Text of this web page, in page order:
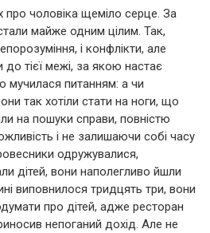
чоловіка щеміло серце. За
майже одним цілим. Так,
і конфлікти, але
тієї межі, за якою настає
мучилася питанням: а чи
так хотіли стати на ноги, що
на пошуки справи, повністю
і не залишаючи собі часу
одружувалися,
дітей, вони наполегливо йшли
виповнилося тридцять три, вони
про дітей, адже ресторан
непоганий дохід. Але не